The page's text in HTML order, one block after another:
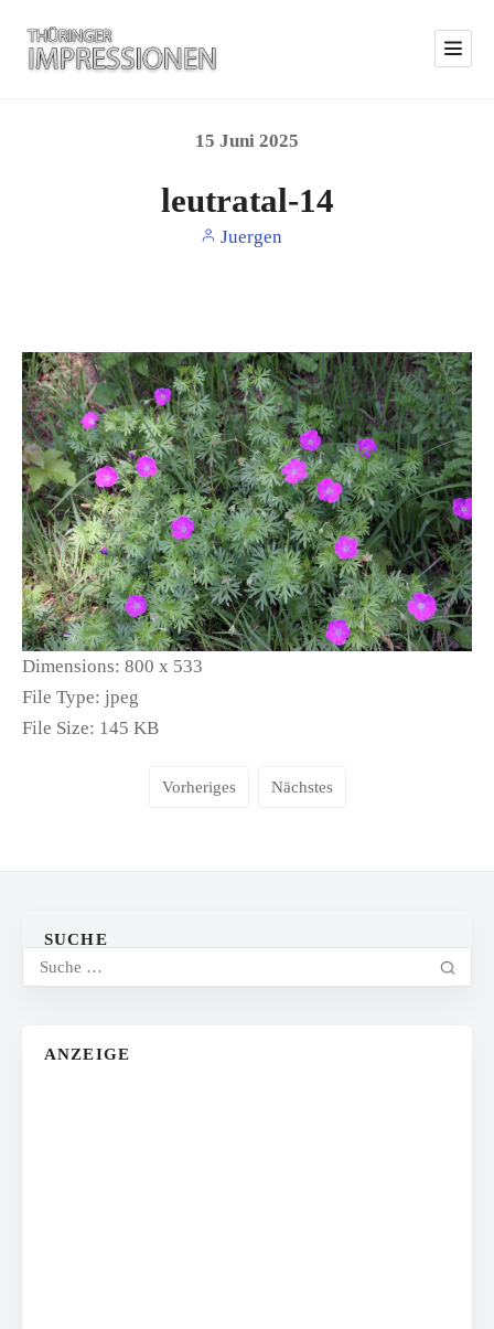
15 Juni 2025
leutratal-14
Juergen
Dimensions: 800 x 533
File Type: jpeg
File Size: 145 KB
Vorheriges Nächstes
SUCHE
ANZEIGE